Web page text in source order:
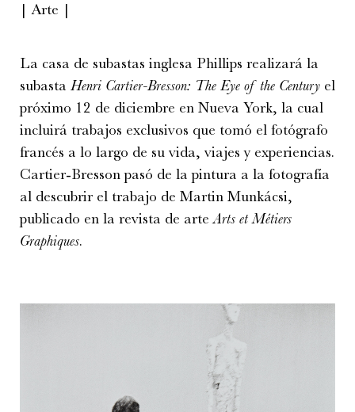
| Arte |
La casa de subastas inglesa Phillips realizará la
subasta Henri Cartier-Bresson: The Eye of the Century el
próximo 12 de diciembre en Nueva York, la cual
incluirá trabajos exclusivos que tomó el fotógrafo
francés a lo largo de su vida, viajes y experiencias.
Cartier-Bresson pasó de la pintura a la fotografía
al descubrir el trabajo de Martin Munkácsi,
publicado en la revista de arteArts et Métiers
Graphiques.